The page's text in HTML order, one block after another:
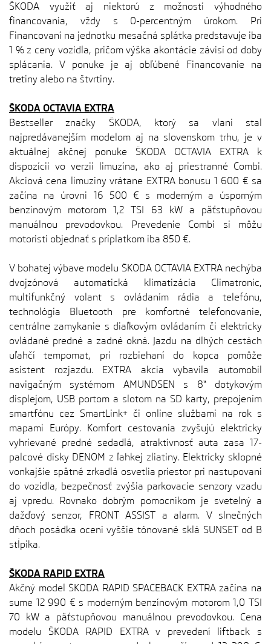
ŠKODA využiť aj niektorú z možností výhodného
financovania, vždy s 0-percentným úrokom. Pri
Financovaní na jednotku mesačná splátka predstavuje iba
1 % z ceny vozidla, pričom výška akontácie závisí od doby
splácania. V ponuke je aj obľúbené Financovanie na
tretiny alebo na štvrtiny.
ŠKODA OCTAVIA EXTRA
Bestseller značky ŠKODA, ktorý sa vlani stal
najpredávanejším modelom aj na slovenskom trhu, je v
aktuálnej akčnej ponuke ŠKODA OCTAVIA EXTRA k
dispozícii vo verzii limuzína, ako aj priestranné Combi.
Akciová cena limuzíny vrátane EXTRA bonusu 1 600 € sa
začína na úrovni 16 500 € s moderným a úsporným
benzínovým motorom 1,2 TSI 63 kW a päťstupňovou
manuálnou prevodovkou. Prevedenie Combi si môžu
motoristi objednať s príplatkom iba 850 €.
V bohatej výbave modelu ŠKODA OCTAVIA EXTRA nechýba
dvojzónová automatická klimatizácia Climatronic,
multifunkčný volant s ovládaním rádia a telefónu,
technológia Bluetooth pre komfortné telefonovanie,
centrálne zamykanie s diaľkovým ovládaním či elektricky
ovládané predné a zadné okná. Jazdu na dlhých cestách
uľahčí tempomat, pri rozbiehaní do kopca pomôže
asistent rozjazdu. EXTRA akcia vybavila automobil
navigačným systémom AMUNDSEN s 8“ dotykovým
displejom, USB portom a slotom na SD karty, prepojením
smartfónu cez SmartLink+ či online službami na rok s
mapami Európy. Komfort cestovania zvyšujú elektricky
vyhrievané predné sedadlá, atraktívnosť auta zasa 17-
palcové disky DENOM z ľahkej zliatiny. Elektricky sklopné
vonkajšie spätné zrkadlá osvetlia priestor pri nastupovaní
do vozidla, bezpečnosť zvýšia parkovacie senzory vzadu
aj vpredu. Rovnako dobrým pomocníkom je svetelný a
dažďový senzor, FRONT ASSIST a alarm. V slnečných
dňoch posádka ocení vyššie tónované sklá SUNSET od B
stĺpika.
ŠKODA RAPID EXTRA
Akčný model ŠKODA RAPID SPACEBACK EXTRA začína na
sume 12 990 € s moderným benzínovým motorom 1,0 TSI
70 kW a päťstupňovou manuálnou prevodovkou. Cena
modelu ŠKODA RAPID EXTRA v prevedení liftback s